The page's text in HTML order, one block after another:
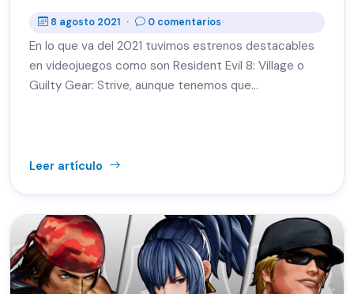
8 agosto 2021 · 0 comentarios
En lo que va del 2021 tuvimos estrenos destacables
en videojuegos como son Resident Evil 8: Village o
Guilty Gear: Strive, aunque tenemos que...
Leer artículo